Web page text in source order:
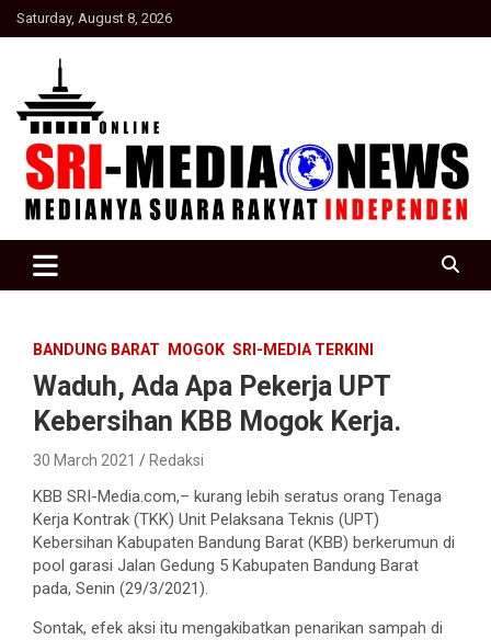
Skip
to
Saturday, August 8, 2026
SRI Media news
BANDUNG BARAT MOGOK SRI-MEDIA TERKINI
Waduh, Ada Apa Pekerja UPT
Kebersihan KBB Mogok Kerja.
30 March 2021 Redaksi
KBB SRI-Media.com,– kurang lebih seratus orang Tenaga
Kerja Kontrak (TKK) Unit Pelaksana Teknis (UPT)
Kebersihan Kabupaten Bandung Barat (KBB) berkerumun di
pool garasi Jalan Gedung 5 Kabupaten Bandung Barat
pada, Senin (29/3/2021).
Sontak, efek aksi itu mengakibatkan penarikan sampah di